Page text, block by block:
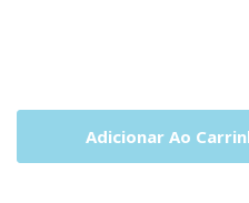
Adicionar Ao